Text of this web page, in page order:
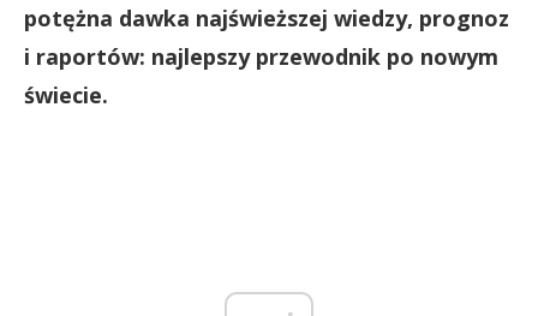
potężna dawka najświeższej wiedzy, prognoz
i raportów: najlepszy przewodnik po nowym
świecie.